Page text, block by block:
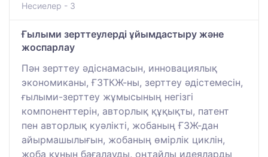
Несиелер - 3
Ғылыми зерттеулерді ұйымдастыру және
жоспарлау
Пән зерттеу әдіснамасын, инновациялық
экономиканы, ҒЗТКЖ-ны, зерттеу әдістемесін,
ғылыми-зерттеу жұмысының негізгі
компоненттерін, авторлық құқықты, патент
пен авторлық куәлікті, жобаның ҒЗЖ-дан
айырмашылығын, жобаның өмірлік циклін,
жоба құнын бағалауды, оңтайлы идеяларды